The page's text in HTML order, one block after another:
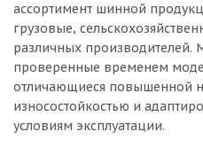
ассортимент шинной
грузовые,
различных
проверенные временем
отличающиеся повышенной
износостойкостью и
условиям эксплуатации.